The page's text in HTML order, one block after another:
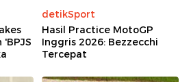
detikSport
Hasil Practice MotoGP
Inggris 2026: Bezzecchi
Tercepat